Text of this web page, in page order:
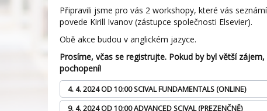
Připravili jsme pro vás 2 workshopy, které vás
povede Kirill Ivanov (zástupce společnosti Elsevier).
Obě akce budou v anglickém jazyce.
Prosíme, včas se registrujte. Pokud by byl větší
pochopení!
4. 4. 2024 OD 10:00SCIVAL FUNDAMENTALS (ONLINE)
9. 4. 2024 OD 10:00ADVANCED SCIVAL (PREZENČNĚ)